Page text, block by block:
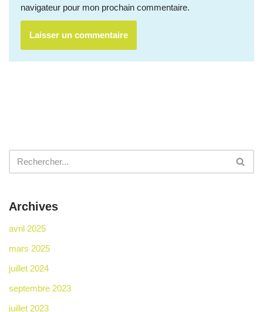
navigateur pour mon prochain commentaire.
Archives
avril 2025
mars 2025
juillet 2024
septembre 2023
juillet 2023